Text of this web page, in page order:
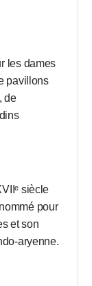
les dames
pavillons
de
siècle
pour
et son
aryenne.